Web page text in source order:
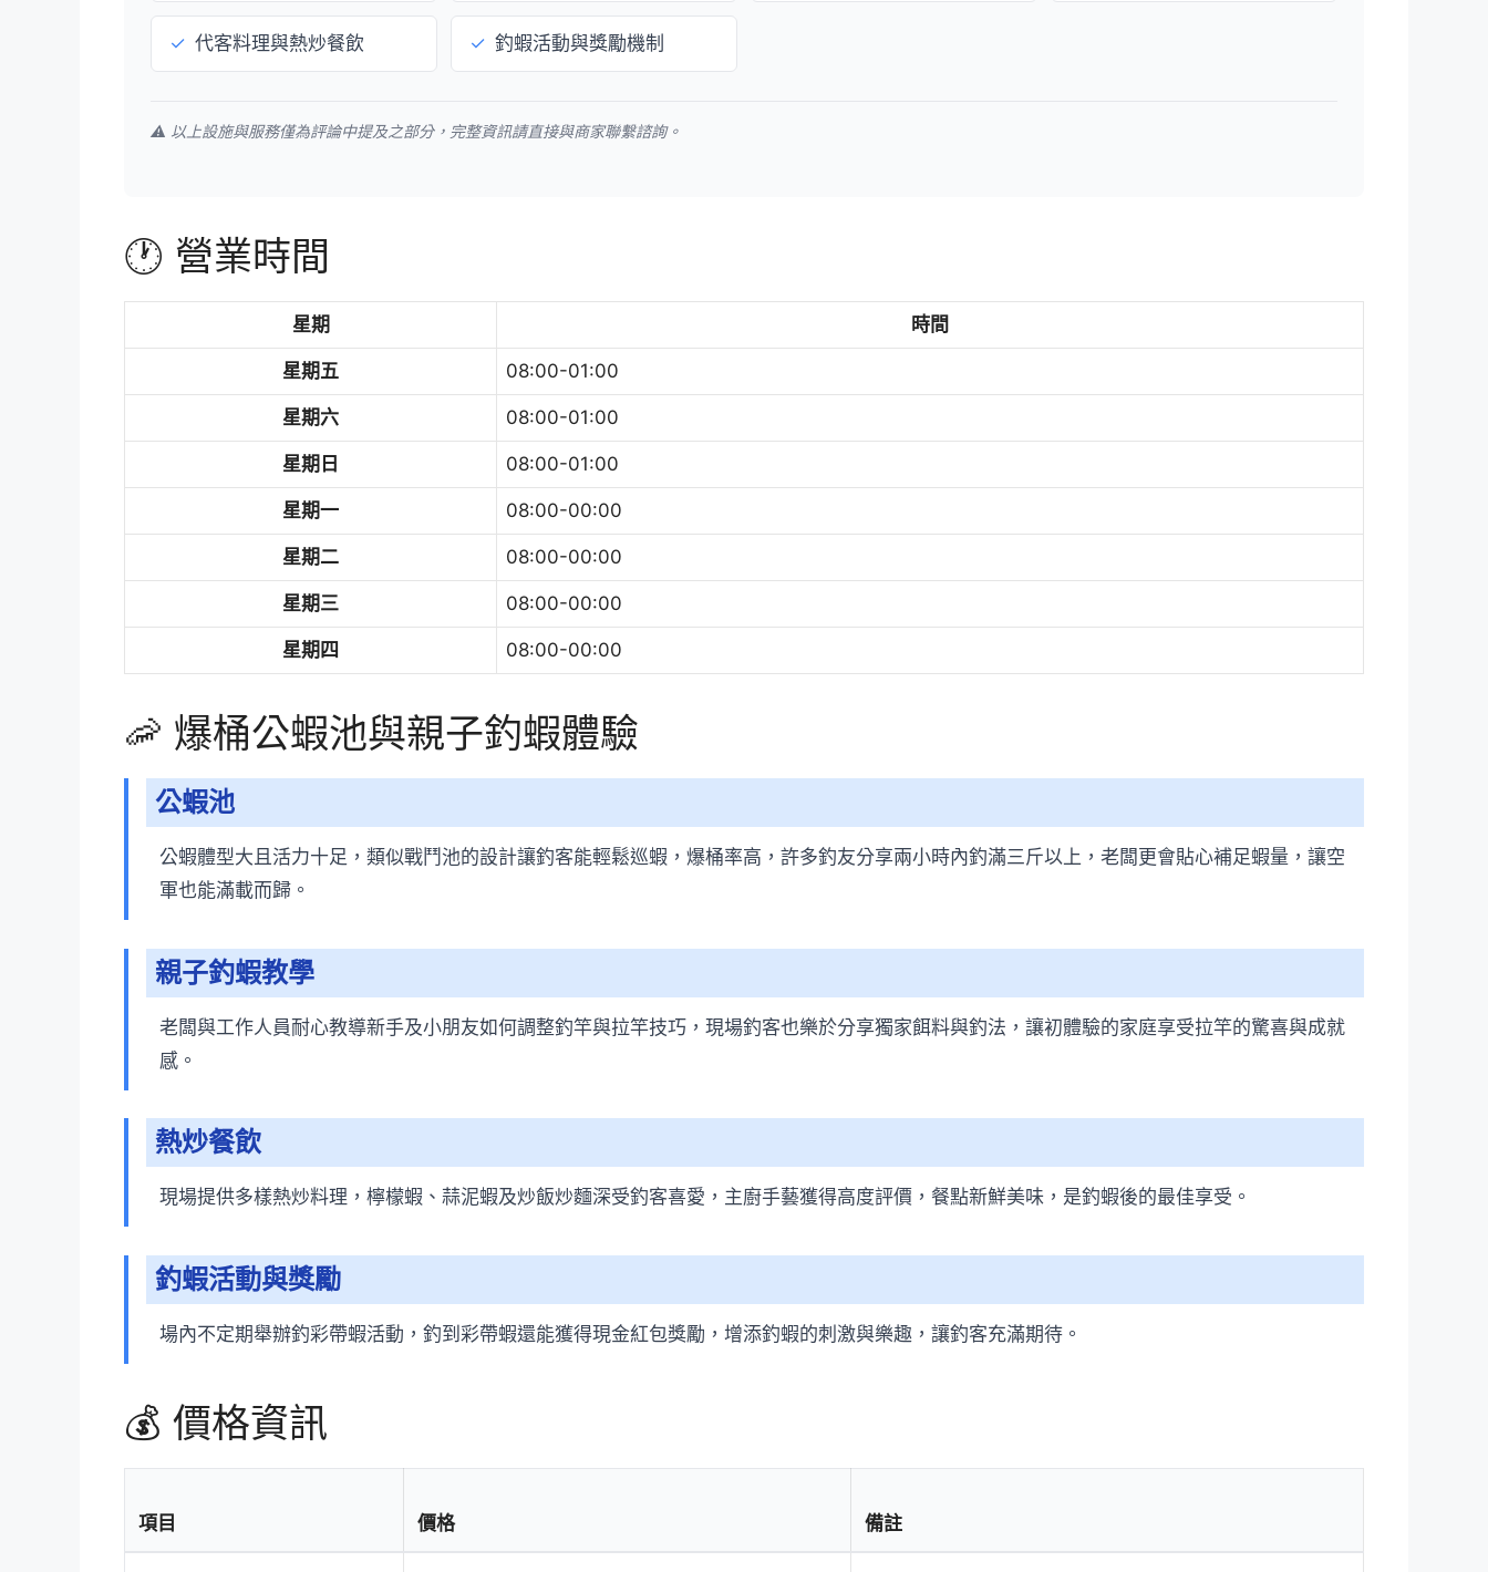
✓ 代客料理與熱炒餐飲 ✓ 釣蝦活動與獎勵機制
⚠️ 以上設施與服務僅為評論中提及之部分，完整資訊請直接與商家聯繫諮詢。
🕐 營業時間
星期 時間
星期五 08:00-01:00
星期六 08:00-01:00
星期日 08:00-01:00
星期一 08:00-00:00
星期二 08:00-00:00
星期三 08:00-00:00
星期四 08:00-00:00
🦐 爆桶公蝦池與親子釣蝦體驗
公蝦池
公蝦體型大且活力十足，類似戰鬥池的設計讓釣客能輕鬆巡蝦，爆桶率高，許多釣友分享兩小時內釣滿三斤以上，老闆更會貼心補足蝦量，讓空
軍也能滿載而歸。
親子釣蝦教學
老闆與工作人員耐心教導新手及小朋友如何調整釣竿與拉竿技巧，現場釣客也樂於分享獨家餌料與釣法，讓初體驗的家庭享受拉竿的驚喜與成就
感。
熱炒餐飲
現場提供多樣熱炒料理，檸檬蝦、蒜泥蝦及炒飯炒麵深受釣客喜愛，主廚手藝獲得高度評價，餐點新鮮美味，是釣蝦後的最佳享受。
釣蝦活動與獎勵
場內不定期舉辦釣彩帶蝦活動，釣到彩帶蝦還能獲得現金紅包獎勵，增添釣蝦的刺激與樂趣，讓釣客充滿期待。
💰 價格資訊
項目 價格 備註